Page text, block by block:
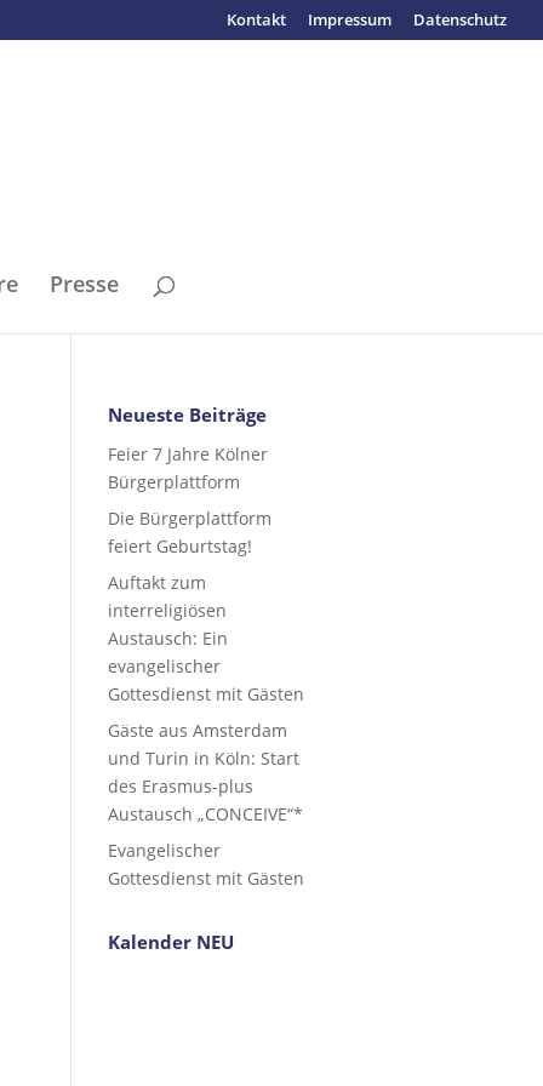
Kontakt Impressum Datenschutz
Presse
Neueste Beiträge
Feier 7 Jahre Kölner
Bürgerplattform
Die Bürgerplattform
feiert Geburtstag!
Auftakt zum
interreligiösen
Austausch: Ein
evangelischer
Gottesdienst mit Gästen
Gäste aus Amsterdam
und Turin in Köln: Start
des Erasmus-plus
Austausch „CONCEIVE“*
Evangelischer
Gottesdienst mit Gästen
Kalender NEU